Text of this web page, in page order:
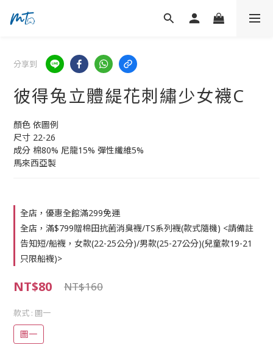
分享到
彼得兔立體緹花刺繡少女襪C
顏色 依圖例
尺寸 22-26
成分 棉80% 尼龍15% 彈性纖維5%
馬來西亞製
全店，優惠全館滿299免運
全店，滿$799贈棉田抗菌消臭襪/TS系列襪(款式隨機) <請備註
告知短/船襪，女款(22-25公分)/男款(25-27公分)(兒童款19-21
只限船襪)>
NT$80 NT$160
款式 : 圖一
圖一